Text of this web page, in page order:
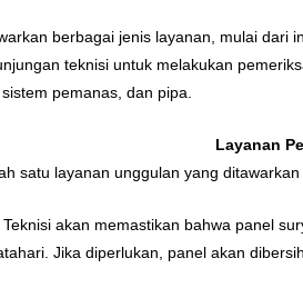
berbagai jenis layanan, mulai dari
teknisi untuk melakukan
pemanas, dan pipa.
Layanan
satu layanan unggulan yang
Teknisi akan memastikan bahwa panel
Jika diperlukan, panel akan